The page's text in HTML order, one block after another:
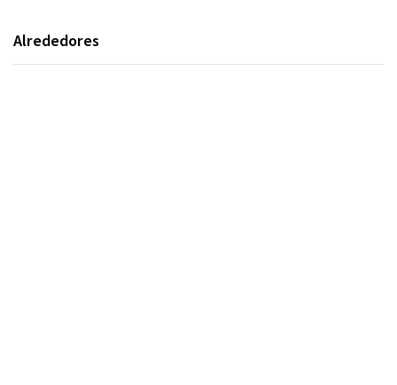
Alrededores